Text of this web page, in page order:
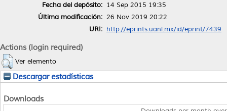
Fecha del depósito: 14 Sep 2015 19:35
Última modificación: 26 Nov 2019 20:22
URI: http://eprints.uanl.mx/id/eprint/7439
Actions (login required)
Ver elemento
Descargar estadísticas
Downloads